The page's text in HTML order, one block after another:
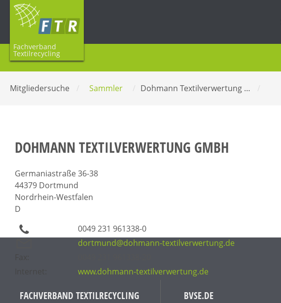
Fachverband
Textilrecycling
Mitgliedersuche / Sammler / Dohmann Textilverwertung … /
DOHMANN TEXTILVERWERTUNG GMBH
Germaniastraße 36-38
44379 Dortmund
Nordrhein-Westfalen
D
0049 231 961338-0
dortmund@dohmann-textilverwertung.de
www.dohmann-textilverwertung.de
FACHVERBAND TEXTILRECYCLING BVSE.DE